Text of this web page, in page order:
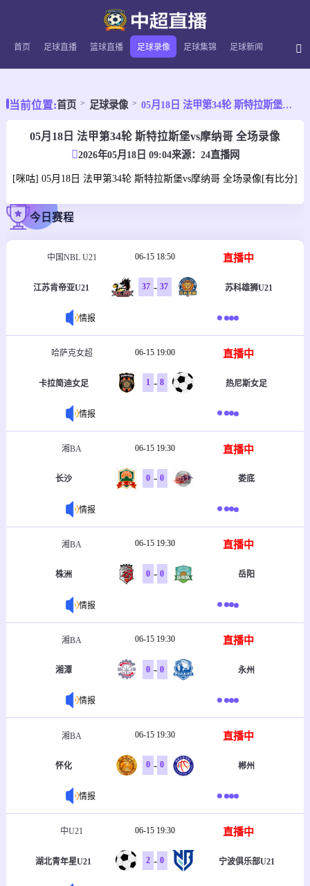
首页 足球直播 篮球直播 足球录像 足球集锦 足球新闻
当前位置:首页 足球录像 05月18日 法甲第34轮 斯特拉斯堡vs摩纳哥 全场录像
05月18日 法甲第34轮 斯特拉斯堡vs摩纳哥 全场录像
2026年05月18日 09:04来源： 24直播网
[咪咕] 05月18日 法甲第34轮 斯特拉斯堡vs摩纳哥 全场录像[有比分]
今日赛程
中国NBL U21 06-15 18:50 直播中
江苏肯帝亚U21 37 - 37 苏科雄狮U21
情报
哈萨克女超 06-15 19:00 直播中
卡拉简迪女足 1 - 8 热尼斯女足
情报
湘BA 06-15 19:30 直播中
长沙 0 - 0 娄底
情报
湘BA 06-15 19:30 直播中
株洲 0 - 0 岳阳
情报
湘BA 06-15 19:30 直播中
湘潭 0 - 0 永州
情报
湘BA 06-15 19:30 直播中
怀化 0 - 0 郴州
情报
中U21 06-15 19:30 直播中
湖北青年星U21 2 - 0 宁波俱乐部U21